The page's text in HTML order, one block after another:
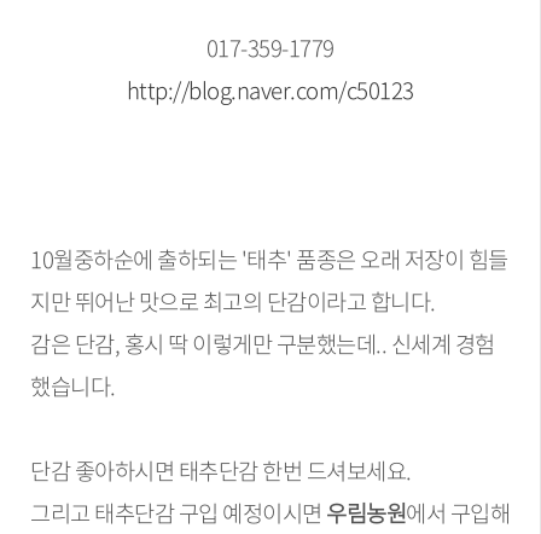
017-359-1779
http://blog.naver.com/c50123
10월중하순에 출하되는 '태추' 품종은 오래 저장이 힘들
지만 뛰어난 맛으로 최고의 단감이라고 합니다.
감은 단감, 홍시 딱 이렇게만 구분했는데.. 신세계 경험
했습니다.
단감 좋아하시면 태추단감 한번 드셔보세요.
그리고 태추단감 구입 예정이시면 우림농원에서 구입해